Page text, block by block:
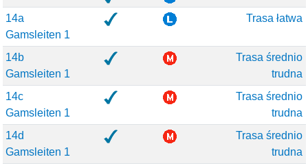
14a
Gamsleiten 1
Trasa łatwa
14b
Gamsleiten 1
Trasa średnio
trudna
14c
Gamsleiten 1
Trasa średnio
trudna
14d
Gamsleiten 1
Trasa średnio
trudna